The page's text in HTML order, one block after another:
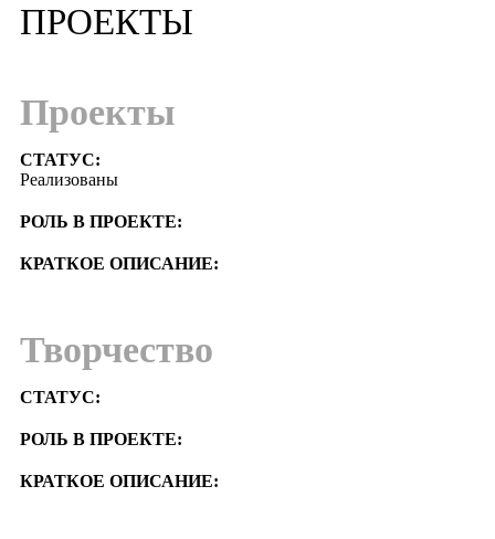
ПРОЕКТЫ
Проекты
СТАТУС:
Реализованы
РОЛЬ В ПРОЕКТЕ:
КРАТКОЕ ОПИСАНИЕ:
Творчество
СТАТУС:
РОЛЬ В ПРОЕКТЕ:
КРАТКОЕ ОПИСАНИЕ: